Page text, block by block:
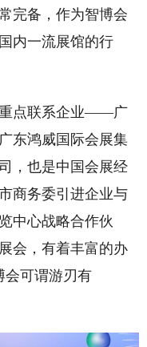
完备，作为智博会
内一流展馆的行
点联系企业——广
东鸿威国际会展集
，也是中国会展经
商务委引进企业与
中心战略合作伙
会，有着丰富的办
会可谓游刃有